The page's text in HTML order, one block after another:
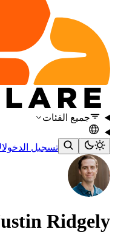
جميع الفئات
تسجيل الدخول
Ridgely